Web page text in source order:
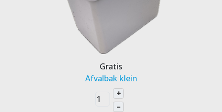
Gratis
Afvalbak klein
+
–